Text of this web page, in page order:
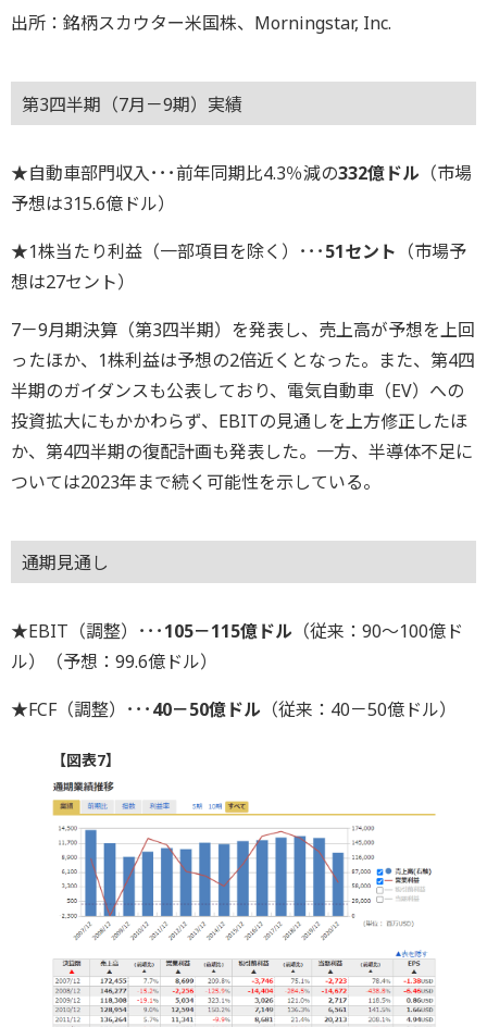
出所：銘柄スカウター米国株、Morningstar, Inc.
第3四半期（7月－9期）実績
★自動車部門収入･･･前年同期比4.3％減の332億ドル （市場
予想は315.6億ドル）
★1株当たり利益（一部項目を除く）･･･51セント （市場予
想は27セント）
7－9月期決算（第3四半期）を発表し、売上高が予想を上回
ったほか、1株利益は予想の2倍近くとなった。また、第4四
半期のガイダンスも公表しており、電気自動車（EV）への
投資拡大にもかかわらず、EBITの見通しを上方修正したほ
か、第4四半期の復配計画も発表した。一方、半導体不足に
ついては2023年まで続く可能性を示している。
通期見通し
★EBIT（調整）･･･105－115億ドル （従来：90～100億ド
ル）（予想：99.6億ドル）
★FCF（調整）･･･40－50億ドル （従来：40－50億ドル）
【図表7】